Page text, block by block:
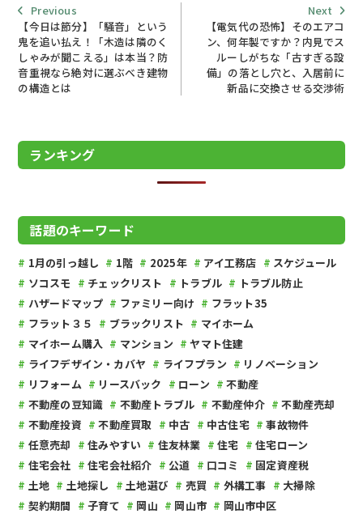
投稿ナビゲーション
PreviousPrevious
post:
【今日は節分】「騒音」という
鬼を追い払え！「木造は隣のく
しゃみが聞こえる」は本当？防
音重視なら絶対に選ぶべき建物
の構造とは
Next
post:
【電気代の恐怖】そのエアコ
ン、何年製ですか？内見でス
ルーしがちな「古すぎる設
備」の落とし穴と、入居前に
新品に交換させる交渉術
ランキング
話題のキーワード
1月の引っ越し 1階 2025年 アイ工務店
スケジュール
ソコスモ
チェックリスト トラブル
トラブル防止
ハザードマップ
ファミリー向け
フラット35
フラット３５
ブラックリスト
マイホーム
マイホーム購入
マンション
ヤマト住建
ライフデザイン・カバヤ
ライフプラン
リノベーション
リフォーム
リースバック ローン
不動産
不動産の豆知識
不動産トラブル 不動産仲介
不動産売却
不動産投資
不動産買取 中古 中古住宅
事故物件
任意売却
住みやすい 住友林業 住宅
住宅ローン
住宅会社
住宅会社紹介 公道 口コミ
固定資産税
土地
土地探し 土地選び 売買 外構工事
大掃除
契約期間
子育て 岡山 岡山市
岡山市中区